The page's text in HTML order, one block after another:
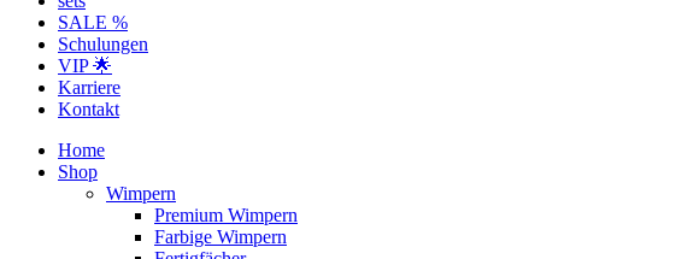
SALE %
Schulungen
VIP 🌟
Karriere
Kontakt
Home
Shop
Wimpern
Premium Wimpern
Farbige Wimpern